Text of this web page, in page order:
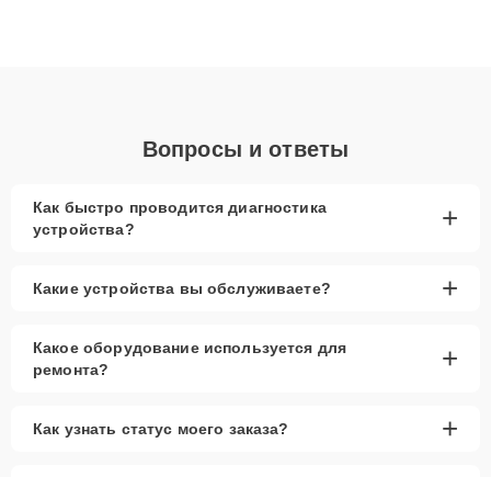
Вопросы и ответы
Как быстро проводится диагностика
устройства?
+
Какие устройства вы обслуживаете? +
Какое оборудование используется для
ремонта?
+
Как узнать статус моего заказа? +